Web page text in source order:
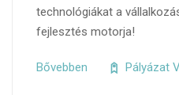
technológiákat a
fejlesztés motorja!
Bővebben Pályázat